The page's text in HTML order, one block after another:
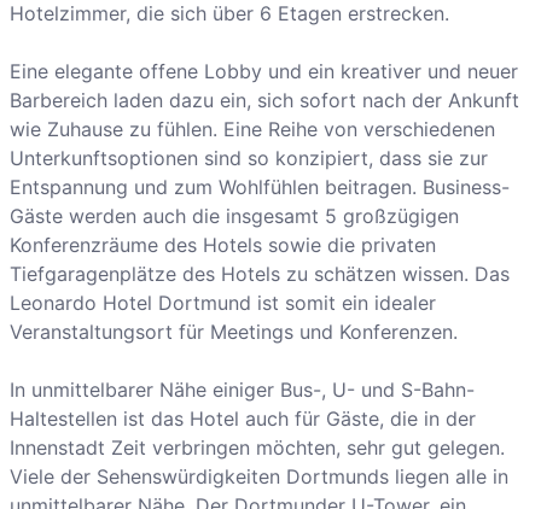
Hotelzimmer, die sich über 6 Etagen erstrecken.
Eine elegante offene Lobby und ein kreativer und neuer
Barbereich laden dazu ein, sich sofort nach der Ankunft
wie Zuhause zu fühlen. Eine Reihe von verschiedenen
Unterkunftsoptionen sind so konzipiert, dass sie zur
Entspannung und zum Wohlfühlen beitragen. Business-
Gäste werden auch die insgesamt 5 großzügigen
Konferenzräume des Hotels sowie die privaten
Tiefgaragenplätze des Hotels zu schätzen wissen. Das
Leonardo Hotel Dortmund ist somit ein idealer
Veranstaltungsort für Meetings und Konferenzen.
In unmittelbarer Nähe einiger Bus-, U- und S-Bahn-
Haltestellen ist das Hotel auch für Gäste, die in der
Innenstadt Zeit verbringen möchten, sehr gut gelegen.
Viele der Sehenswürdigkeiten Dortmunds liegen alle in